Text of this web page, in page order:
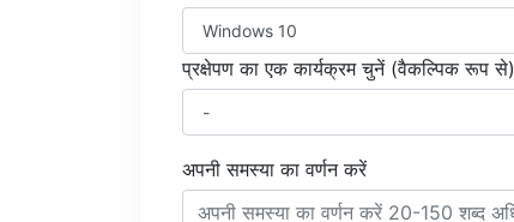
प्रक्षेपण का एक कार्यक्रम चुनें (वैकल्पिक रूप से)
अपनी समस्या का वर्णन करें